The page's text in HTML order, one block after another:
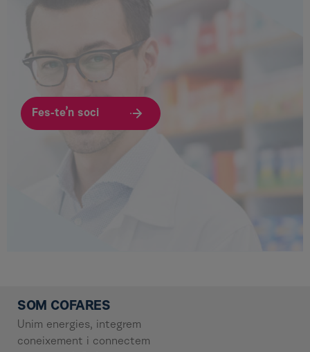
Fes-te’n soci
SOM COFARES
Unim energies, integrem
coneixement i connectem